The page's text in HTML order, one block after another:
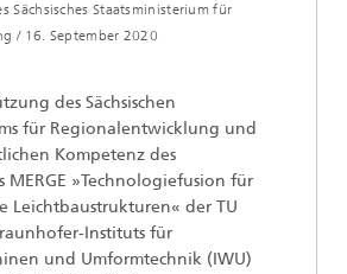
Sächsisches Staatsministerium für
/ 16. September 2020
des Sächsischen
für Regionalentwicklung und
Kompetenz des
MERGE »Technologiefusion für
Leichtbaustrukturen« der TU
Instituts für
und Umformtechnik (IWU)